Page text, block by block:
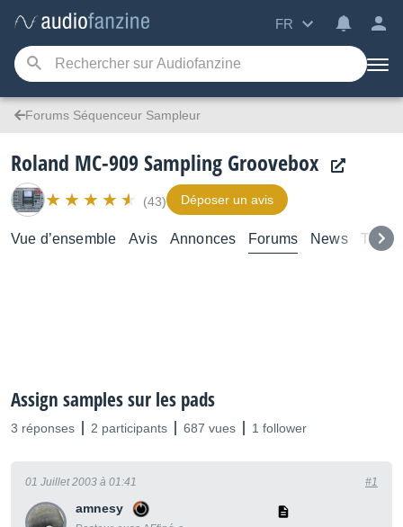
FR
Forums Séquenceur Sampleur
Roland MC-909 Sampling Groovebox
(43) Déposer un avis
Vue d’ensemble Avis Annonces Forums News Test
Assign samples sur les pads
3 réponses 2 participants 687 vues 1 follower
amnesy
01 Juillet 2003 à 01:41 #1